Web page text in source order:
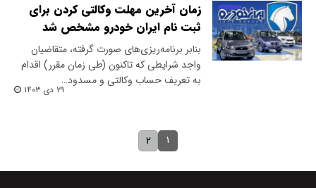
زمان آخرین مهلت وکالتی کردن برای
ثبت نام ایران خودرو مشخص شد
بنابر برنامه‌ریزی‌های صورت گرفته، متقاضیان
واجد شرایطی که تاکنون (طی زمان مقرر) اقدام
به تعریف حساب وکالتی و مسدود…
۲۹ دی ۱۴۰۳
۱ ۲